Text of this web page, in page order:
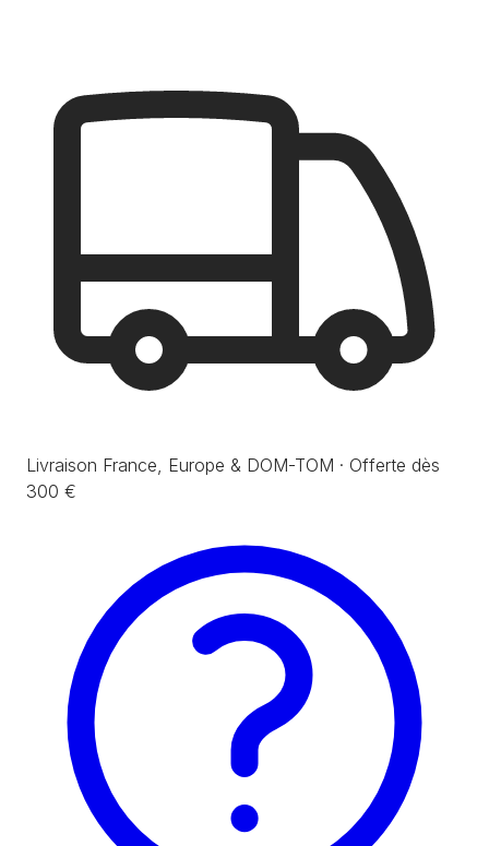
Livraison France, Europe & DOM-TOM · Offerte dès
300 €